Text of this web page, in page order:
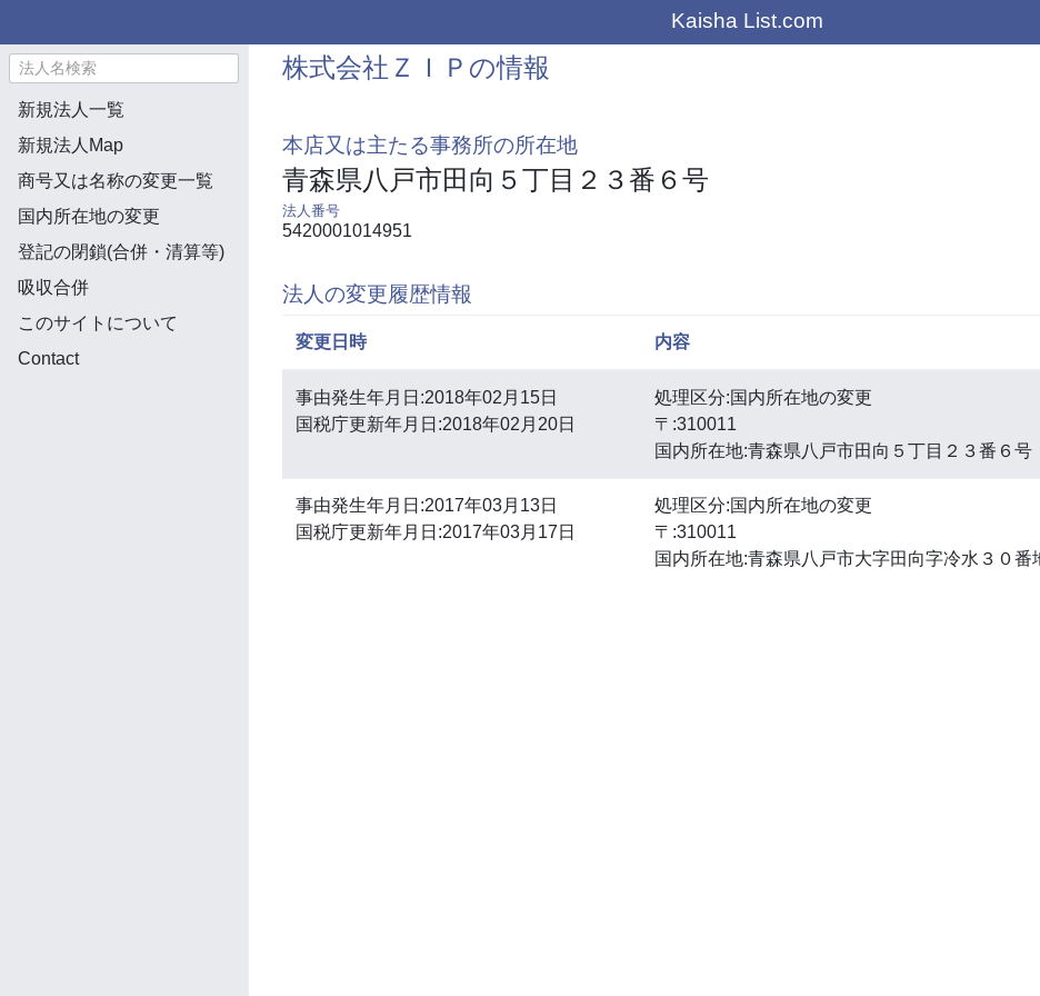
Kaisha List.com
新規法人一覧
新規法人Map
商号又は名称の変更一覧
国内所在地の変更
登記の閉鎖(合併・清算等)
吸収合併
このサイトについて
Contact
株式会社ＺＩＰの情報
本店又は主たる事務所の所在地
青森県八戸市田向５丁目２３番６号
法人番号
5420001014951
法人の変更履歴情報
変更日時 内容
事由発生年月日:2018年02月15日
国税庁更新年月日:2018年02月20日
処理区分:国内所在地の変更
〒:310011
国内所在地:青森県八戸市田向５丁目２３番６号
事由発生年月日:2017年03月13日
国税庁更新年月日:2017年03月17日
処理区分:国内所在地の変更
〒:310011
国内所在地:青森県八戸市大字田向字冷水３０番